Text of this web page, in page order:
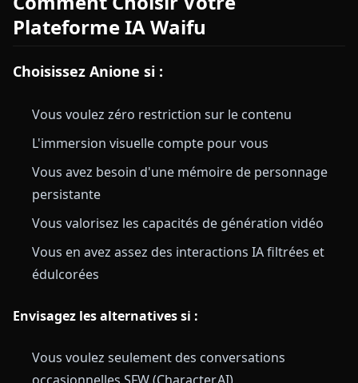
Plateforme IA Waifu
Choisissez Anione si :
Vous voulez zéro restriction sur le contenu
L'immersion visuelle compte pour vous
Vous avez besoin d'une mémoire de personnage
persistante
Vous valorisez les capacités de génération vidéo
Vous en avez assez des interactions IA filtrées et
édulcorées
Envisagez les alternatives si :
Vous voulez seulement des conversations